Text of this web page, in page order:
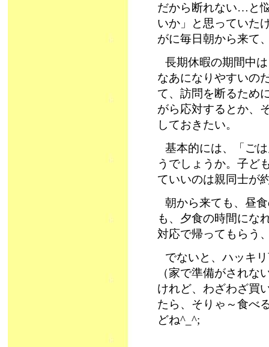
だから断れない…と
いか」と思っていた
がに毎日朝から来て
長期休暇の期間中
なあになりやすいの
て、訪問を断るため
がら応対するとか、
しておきたい。
基本的には、「ご
うでしょうか。子ど
ていいのは親同士が
朝から来ても、昼
も、夕食の時間にな
対応で帰ってもらう
でないと、ハッキ
（家で準備がされな
けれど、わざわざ買
たら、そりゃ～食べ
どね^_^;